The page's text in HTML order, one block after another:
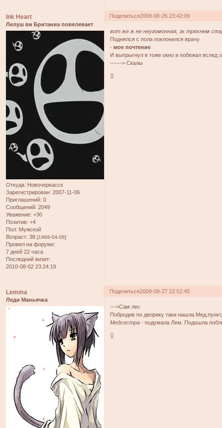
Поделиться2009-08-26 23:42:09
Ink Heart
Лелуш ви Британиа повелевает
Откуда: Новочеркасск
Зарегистрирован: 2007-11-06
Приглашений: 0
Сообщений: 2049
Уважение: +30
Позитив: +4
Пол: Мужской
Возраст: 38 [1988-04-08]
Провел на форуме:
7 дней 22 часа
Последний визит:
2010-08-02 23:24:19
вот же ж не неугомонная, эх тряхнем
Поднялся с пола поклонился врачу
-мое почтение
И выпрыгнул в тоже окно и побежал вслед
------> Скалы
0
Поделиться2009-08-27 22:52:45
Lemma
Леди Маньячка
--->Сам лес
Побродив по дворику таки нашла
Медсестра - подумала Лем. Подошла
0